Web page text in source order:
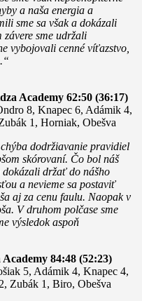
a naša energia a
sme sa však a dokázali
sme udržali
vybojovali cenné víťazstvo,
Academy 62:50 (36:17)
8, Knapec 6, Adámik 4,
1, Horniak, Obešva
chýba dodržiavanie pravidiel
skórovaní. Čo bol náš
dokázali držať do nášho
a nevieme sa postaviť
aj za cenu faulu. Naopak v
V druhom polčase sme
výsledok aspoň
84:48 (52:23)
5, Adámik 4, Knapec 4,
Zubák 1, Biro, Obešva